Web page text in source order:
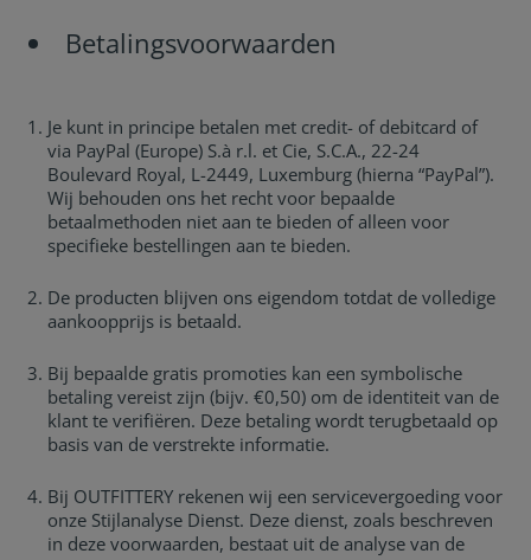
Betalingsvoorwaarden
Je kunt in principe betalen met credit- of debitcard of
via PayPal (Europe) S.à r.l. et Cie, S.C.A., 22-24
Boulevard Royal, L-2449, Luxemburg (hierna “PayPal”).
Wij behouden ons het recht voor bepaalde
betaalmethoden niet aan te bieden of alleen voor
specifieke bestellingen aan te bieden.
De producten blijven ons eigendom totdat de volledige
aankoopprijs is betaald.
Bij bepaalde gratis promoties kan een symbolische
betaling vereist zijn (bijv. €0,50) om de identiteit van de
klant te verifiëren. Deze betaling wordt terugbetaald op
basis van de verstrekte informatie.
Bij OUTFITTERY rekenen wij een servicevergoeding voor
onze Stijlanalyse Dienst. Deze dienst, zoals beschreven
in deze voorwaarden, bestaat uit de analyse van de